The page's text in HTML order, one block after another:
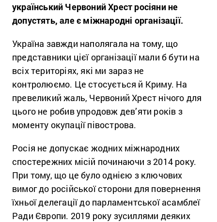
український Червоний Хрест росіяни не
допустять, але є міжнародні організації.
Україна завжди наполягала на тому, що
представники цієї організації мали б бути на
всіх територіях, які ми зараз не
контролюємо. Це стосується й Криму. На
превеликий жаль, Червоний Хрест нічого для
цього не робив упродовж дев’яти років з
моменту окупації півострова.
Росія не допускає жодних міжнародних
спостережних місій починаючи з 2014 року.
При тому, що це було однією з ключових
вимог до російської сторони для повернення
їхньої делегації до парламентської асамблеї
Ради Європи. 2019 року зусиллями деяких